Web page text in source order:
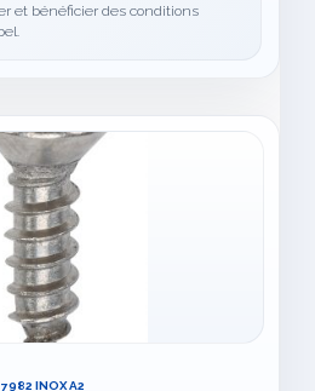
et bénéficier des conditions
INOX A2